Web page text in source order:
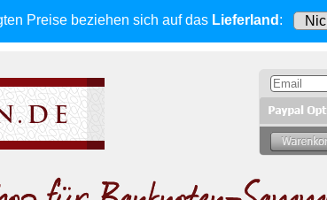
Preise beziehen sich auf das Lieferland :